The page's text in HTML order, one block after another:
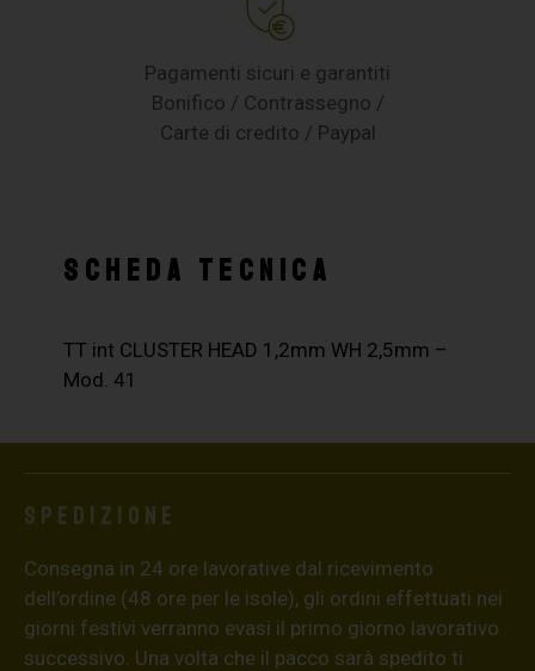
Pagamenti sicuri e garantiti
Bonifico / Contrassegno /
Carte di credito / Paypal
SCHEDA TECNICA
TT int CLUSTER HEAD 1,2mm WH 2,5mm –
Mod. 41
Spedizione
Consegna in 24 ore lavorative dal ricevimento
dell’ordine (48 ore per le isole), gli ordini effettuati nei
giorni festivi verranno evasi il primo giorno lavorativo
successivo. Una volta che il pacco sarà spedito ti